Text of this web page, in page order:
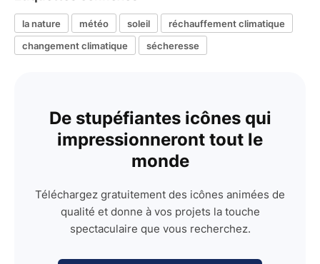
la nature météo soleil
réchauffement climatique
changement climatique
sécheresse
De stupéfiantes icônes qui
impressionneront tout le
monde
Téléchargez gratuitement des icônes animées de
qualité et donne à vos projets la touche
spectaculaire que vous recherchez.